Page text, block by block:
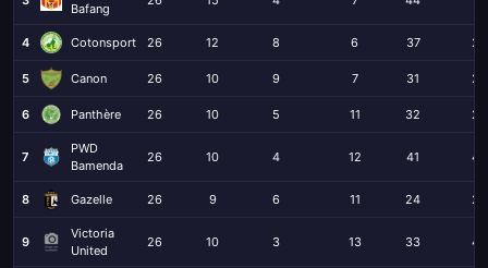
Bafang
4 Cotonsport 26 12 8 6 37 23
5 Canon 26 10 9 7 31 20
6 Panthère 26 10 5 11 32 26
7
PWD
Bamenda
26 10 4 12 41 42
8 Gazelle 26 9 6 11 24 29
9
Victoria
United
26 10 3 13 33 42